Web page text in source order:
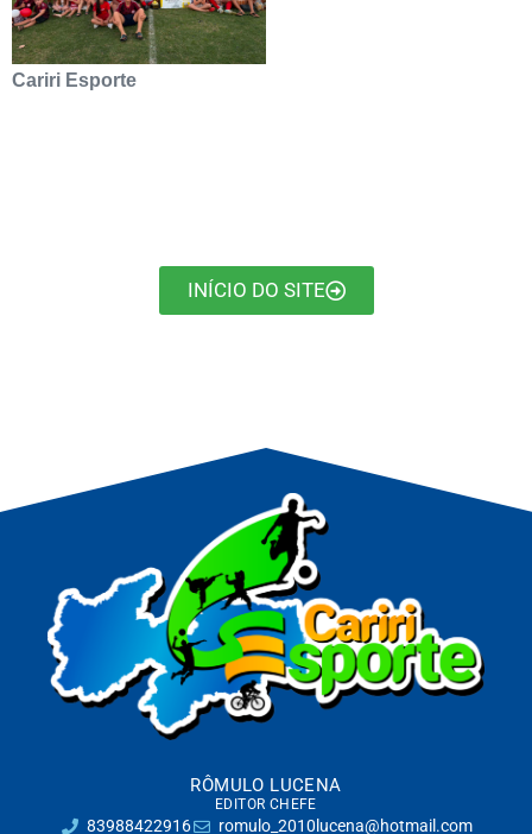
Cariri Esporte
romulo_2010lucena@hotmail.com